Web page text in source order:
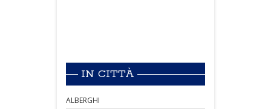
IN CITTÀ
ALBERGHI